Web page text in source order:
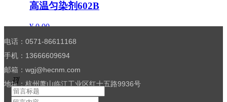
高温匀染剂602B
¥ 0.00
立即购买
电话：0571-86611168
手机：13666609694
邮箱：wgj@hecnm.com
地址：杭州萧山临江工业区红十五路9936号
끸